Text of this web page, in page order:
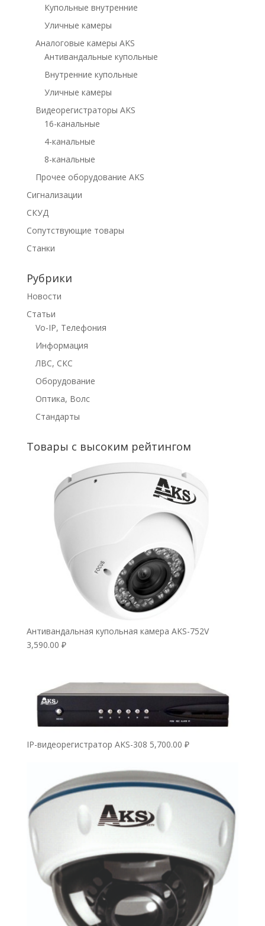
Купольные внутренние
Уличные камеры
Аналоговые камеры AKS
Антивандальные купольные
Внутренние купольные
Уличные камеры
Видеорегистраторы AKS
16-канальные
4-канальные
8-канальные
Прочее оборудование AKS
Сигнализации
СКУД
Сопутствующие товары
Станки
Рубрики
Новости
Статьи
Vo-IP, Телефония
Информация
ЛВС, СКС
Оборудование
Оптика, Волс
Стандарты
Товары с высоким рейтингом
Антивандальная купольная камера AKS-752V
3,590.00 ₽
IP-видеорегистратор AKS-308 5,700.00 ₽